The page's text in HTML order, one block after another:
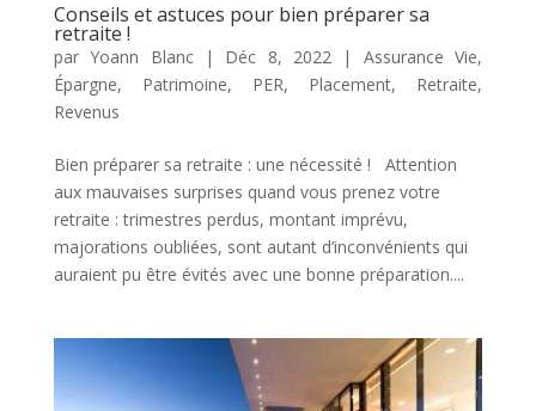
Conseils et astuces pour bien préparer sa
retraite !
parYoann Blanc| Déc 8, 2022 | Assurance Vie,
Épargne, Patrimoine, PER, Placement, Retraite,
Revenus
Bien préparer sa retraite : une nécessité ! Attention
aux mauvaises surprises quand vous prenez votre
retraite : trimestres perdus, montant imprévu,
majorations oubliées, sont autant d’inconvénients qui
auraient pu être évités avec une bonne préparation....